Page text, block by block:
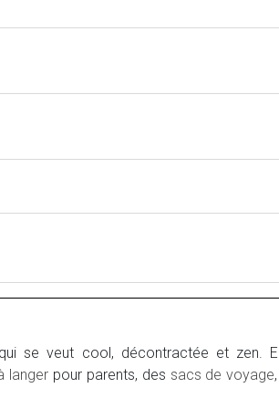
se veut cool, décontractée et zen.
langer pour parents, des sacs de voyage,